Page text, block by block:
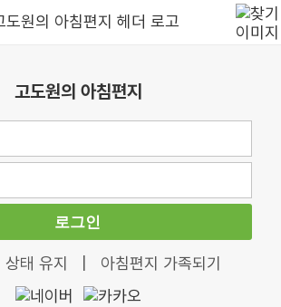
고도원의 아침편지
로그인
태 유지 아침편지 가족되기